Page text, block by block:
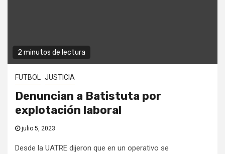
2 minutos de lectura
FUTBOL JUSTICIA
Denuncian a Batistuta por
explotación laboral
julio 5, 2023
Desde la UATRE dijeron que en un operativo se